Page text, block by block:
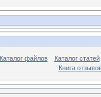
Каталог файлов
Каталог статей
Книга